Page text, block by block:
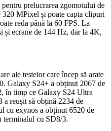
prelucrarea zgomotului de
MPixel și poate capta clipuri
reda până la 60 FPS. La
și ecrane de 144 Hz, dar la 4K,
ale testelor care încep să arate
Galaxy S24+ a obținut 2067 de
în timp ce Galaxy S24 Ultra
a reușit să obțină 2234 de
cu exynos a obținut 6520 de
terminalul cu SD8/3.